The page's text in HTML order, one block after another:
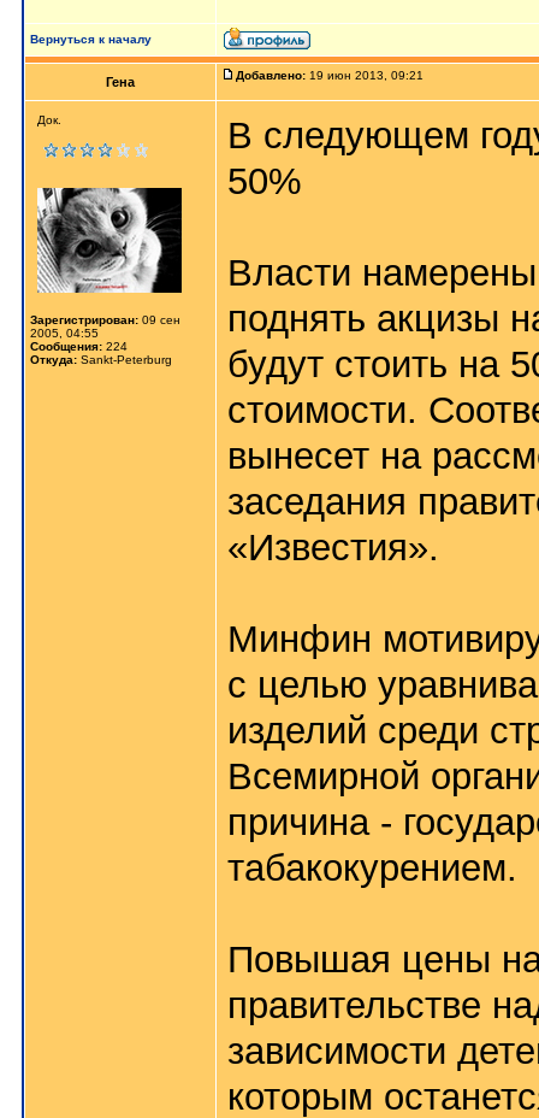
Вернуться к началу
Гена Добавлено: 19 июн 2013, 09:21
Док.
Зарегистрирован: 09 сен
2005, 04:55
Сообщения: 224
Откуда: Sankt-Peterburg
В следующем
50%
Власти
поднять акцизы
будут стоить на
стоимости.
вынесет на
заседания
«Известия».
Минфин
с целью
изделий среди
Всемирной
причина -
табакокурением.
Повышая цены
правительстве
зависимости
которым